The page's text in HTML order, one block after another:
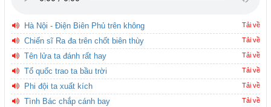
Hà Nội - Điện Biên Phủ trên không Tải về
Chiến sĩ Ra đa trên chốt biên thùy Tải về
Tên lửa ta đánh rất hay Tải về
Tổ quốc trao ta bầu trời Tải về
Phi đội ta xuất kích Tải về
Tình Bác chắp cánh bay Tải về